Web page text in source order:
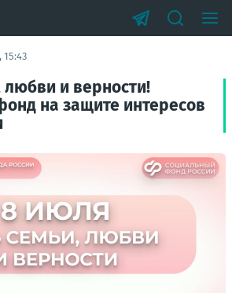
15:43
и верности!
на защите интересов